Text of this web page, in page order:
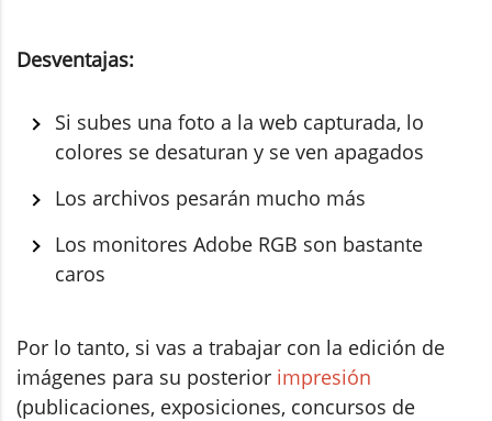
Desventajas:
Si subes una foto a la web capturada, lo
colores se desaturan y se ven apagados
Los archivos pesarán mucho más
Los monitores Adobe RGB son bastante
caros
Por lo tanto, si vas a trabajar con la edición de
imágenes para su posterior impresión
(publicaciones, exposiciones, concursos de